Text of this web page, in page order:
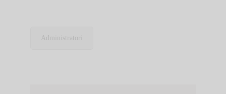
Administratori